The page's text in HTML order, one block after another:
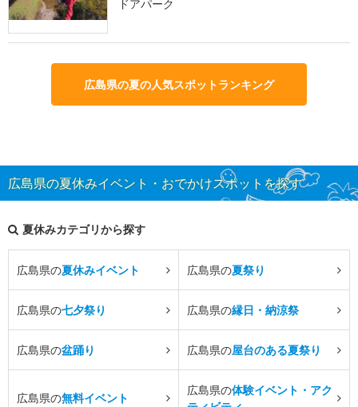
ドアパーク
広島県の夏の人気スポットランキング
広島県の夏休みイベント・おでかけスポットを探す
夏休みカテゴリから探す
広島県の夏休みイベント 広島県の夏祭り
広島県の七夕祭り 広島県の縁日・納涼祭
広島県の盆踊り 広島県の屋台のある夏祭り
広島県の無料イベント
広島県の体験イベント・アク